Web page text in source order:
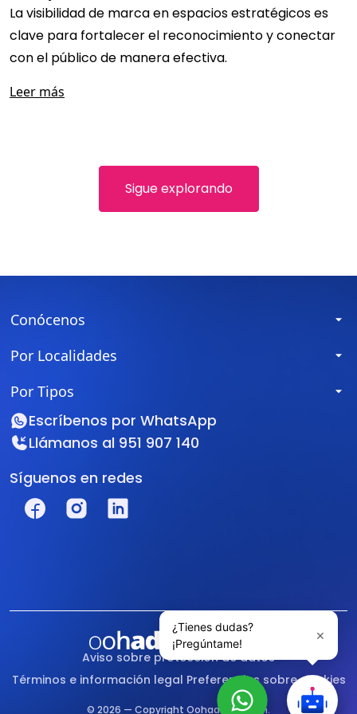
La visibilidad de marca en espacios estratégicos es
clave para fortalecer el reconocimiento y conectar
con el público de manera efectiva.
Leer más
Sigue explorando
Conócenos
Por Localidades
Por Tipos
Escríbenos por WhatsApp
Llámanos al 951 907 140
Síguenos en redes
© 2026 — Copyright Oohadvisor.com.
Aviso sobre protección de datos
Términos e información legal Preferencias sobre cookies